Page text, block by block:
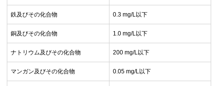
鉄及びその化合物 0.3 mg/L以下
銅及びその化合物 1.0 mg/L以下
ナトリウム及びその化合物 200 mg/L以下
マンガン及びその化合物 0.05 mg/L以下